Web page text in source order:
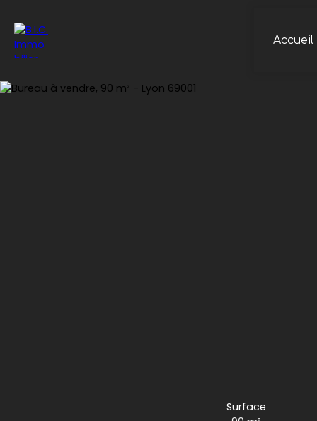
Accueil
Surface